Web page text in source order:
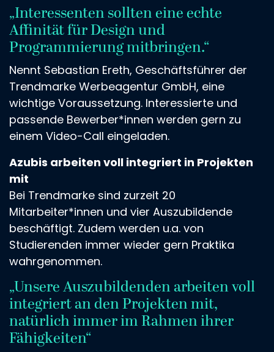
„Interessenten sollten eine echte
Affinität für Design und
Programmierung mitbringen.“
Nennt Sebastian Ereth, Geschäftsführer der
Trendmarke Werbeagentur GmbH, eine
wichtige Voraussetzung. Interessierte und
passende Bewerber*innen werden gern zu
einem Video-Call eingeladen.
Azubis arbeiten voll integriert in Projekten
mit
Bei Trendmarke sind zurzeit 20
Mitarbeiter*innen und vier Auszubildende
beschäftigt. Zudem werden u.a. von
Studierenden immer wieder gern Praktika
wahrgenommen.
„Unsere Auszubildenden arbeiten voll
integriert an den Projekten mit,
natürlich immer im Rahmen ihrer
Fähigkeiten“